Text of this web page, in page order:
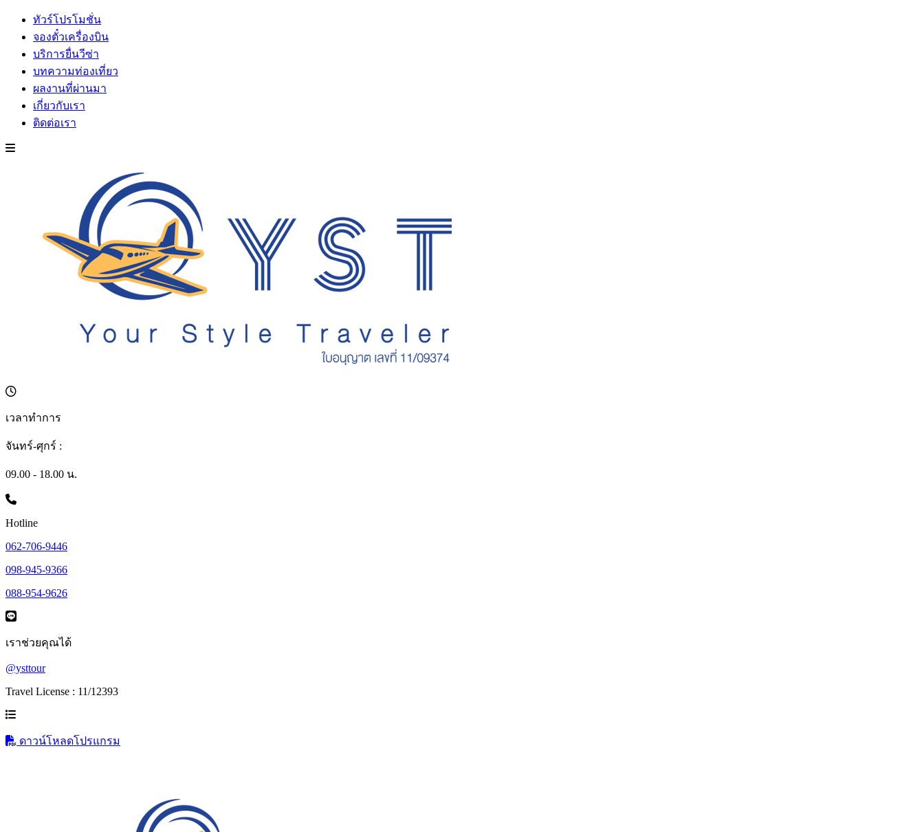
ทัวร์โปรโมชั่น
จองตั๋วเครื่องบิน
บริการยื่นวีซ่า
บทความท่องเที่ยว
ผลงานที่ผ่านมา
เกี่ยวกับเรา
ติดต่อเรา
เวลาทำการ
จันทร์-ศุกร์ :
09.00 - 18.00 น.
Hotline
062-706-9446
098-945-9366
088-954-9626
เราช่วยคุณได้
@ysttour
Travel License : 11/12393
ดาวน์โหลดโปรแกรม